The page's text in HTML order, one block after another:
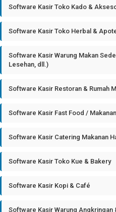
Software Kasir Toko Kado &
Software Kasir Toko Herbal &
Software Kasir Warung Makan
Lesehan, dll.)
Software Kasir Restoran & Rumah
Software Kasir Fast Food /
Software Kasir Catering Makanan
Software Kasir Toko Kue & Bakery
Software Kasir Kopi & Café
Software Kasir Warung Angkringan